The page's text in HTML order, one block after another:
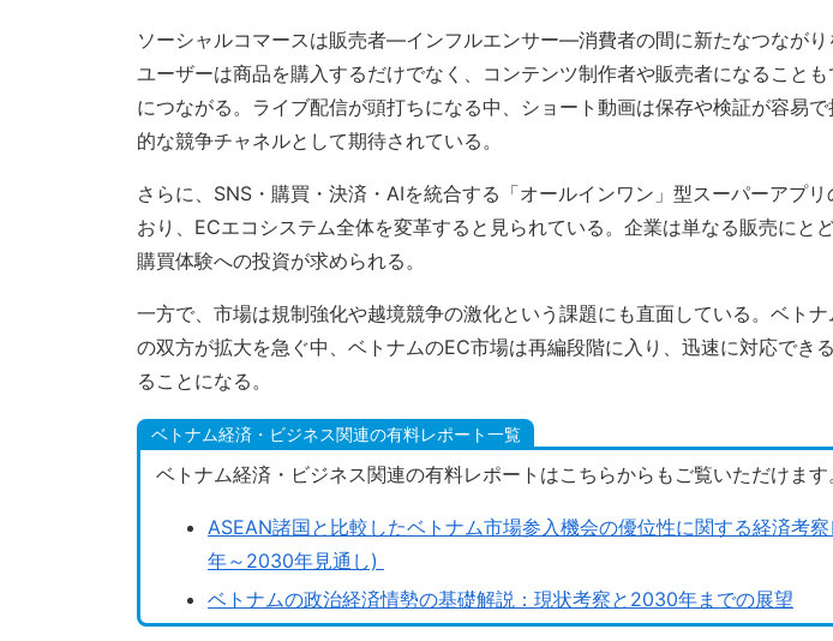
ソーシャルコマースは販売者―インフルエンサー―消費者の間に新たなつながり
ユーザーは商品を購入するだけでなく、コンテンツ制作者や販売者になること
につながる。ライブ配信が頭打ちになる中、ショート動画は保存や検証が容易
的な競争チャネルとして期待されている。
さらに、SNS・購買・決済・AIを統合する「オールインワン」型スーパーアプ
おり、ECエコシステム全体を変革すると見られている。企業は単なる販売にと
購買体験への投資が求められる。
一方で、市場は規制強化や越境競争の激化という課題にも直面している。ベト
の双方が拡大を急ぐ中、ベトナムのEC市場は再編段階に入り、迅速に対応でき
ることになる。
ベトナム経済・ビジネス関連の有料レポート一覧
ベトナム経済・ビジネス関連の有料レポートはこちらからもご覧いただけます
ASEAN諸国と比較したベトナム市場参入機会の優位性に関する経済考
年～2030年見通し)
ベトナムの政治経済情勢の基礎解説：現状考察と2030年までの展望